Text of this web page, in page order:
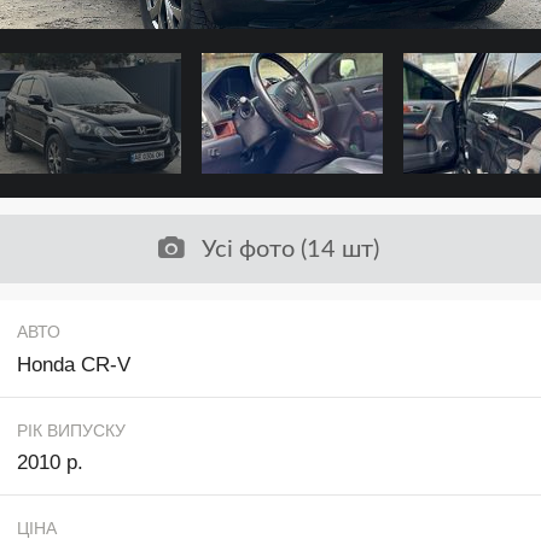
Усі фото (14 шт)
АВТО
Honda CR-V
РІК ВИПУСКУ
2010 р.
ЦІНА